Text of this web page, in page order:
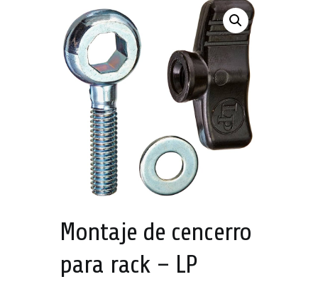
Montaje de cencerro
para rack – LP